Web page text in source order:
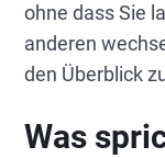
ohne dass Sie
anderen
den Überblick
Was